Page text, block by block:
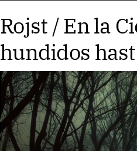
Rojst / En la
hundidos